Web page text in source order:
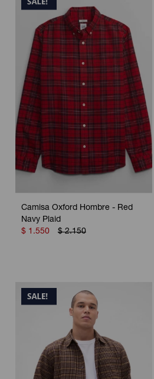
Camisa Oxford Hombre - Red
Navy Plaid
$ 1.550 $ 2.150